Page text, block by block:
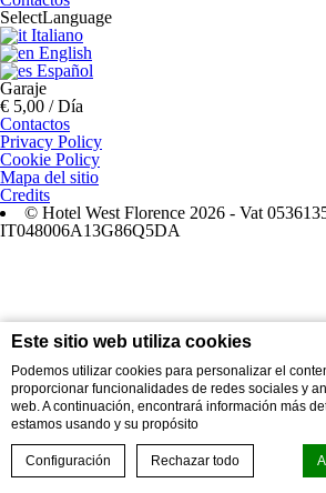
Este sitio web utiliza cookies
Podemos utilizar cookies para personalizar el
proporcionar funcionalidades de redes sociales y
web. A continuación, encontrará información más
estamos usando y su propósito
Configuración Rechazar todo
SelectLanguage
Italiano
English
Español
Garaje
€ 5,00 / Día
Contactos
Privacy Policy
Cookie Policy
Mapa del sitio
Credits
© Hotel West Florence 2026 - Vat
IT048006A13G86Q5DA